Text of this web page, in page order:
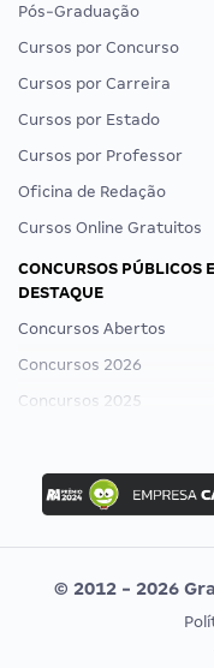
Pós-Graduação
Cursos por Concurso
Cursos por Carreira
Cursos por Estado
Cursos por Professor
Oficina de Redação
Cursos Online Gratuitos
CONCURSOS PÚBLICOS
DESTAQUE
Concursos Abertos
Concursos 2026
Concursos 2025
Concurso Nacional
Concurso Ibama
Concurso MPU
Editais publicados
CONCURSOS POR
© 2012 - 2026